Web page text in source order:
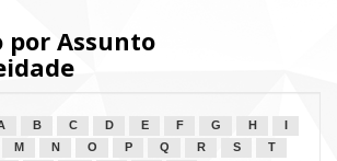
por Assunto
B C D E F G H
M N O P Q R S
T